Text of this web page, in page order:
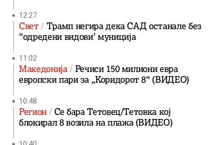
12:27
Свет Трамп негира дека САД останале без
“одредени видови’ муниција
11:02
Македонија Речиси 150 милиони евра
европски пари за „Коридорот 8“ (ВИДЕО)
10:48
Регион
Се бара Тетовец/Тетовка кој
блокирал 8 возила на плажа (ВИДЕО)